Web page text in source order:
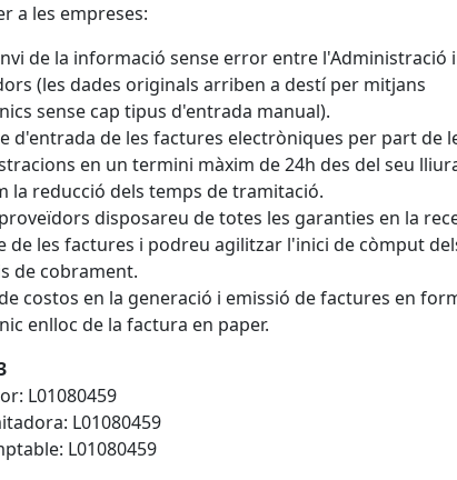
a les empreses:
de la informació sense error entre l'Administració i
(les dades originals arriben a destí per mitjans
sense cap tipus d'entrada manual).
d'entrada de les factures electròniques per part de
en un termini màxim de 24h des del seu
la reducció dels temps de tramitació.
disposareu de totes les garanties en la
de les factures i podreu agilitzar l'inici de còmput
de cobrament.
costos en la generació i emissió de factures en
enlloc de la factura en paper.
L01080459
L01080459
L01080459